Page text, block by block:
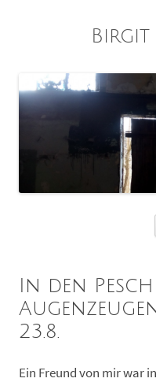
Birgit
In den
23.8.
Ein Freund von mir war